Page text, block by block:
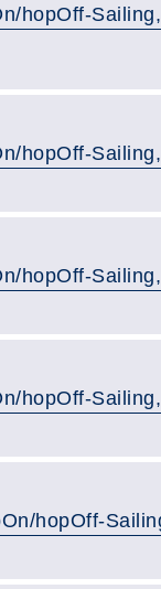
hopOff-
hopOff-
hopOff-
hopOff-
hopOff-